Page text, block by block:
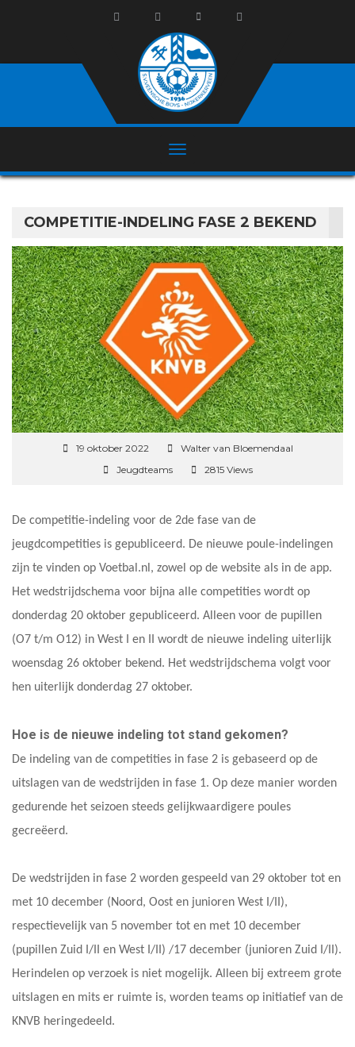
COMPETITIE-INDELING FASE 2 BEKEND
19 oktober 2022
Walter van Bloemendaal
Jeugdteams
2815 Views
De competitie-indeling voor de 2de fase van de
jeugdcompetities is gepubliceerd. De nieuwe poule-indelingen
zijn te vinden op Voetbal.nl, zowel op de website als in de app.
Het wedstrijdschema voor bijna alle competities wordt op
donderdag 20 oktober gepubliceerd. Alleen voor de pupillen
(O7 t/m O12) in West I en II wordt de nieuwe indeling uiterlijk
woensdag 26 oktober bekend. Het wedstrijdschema volgt voor
hen uiterlijk donderdag 27 oktober.
Hoe is de nieuwe indeling tot stand gekomen?
De indeling van de competities in fase 2 is gebaseerd op de
uitslagen van de wedstrijden in fase 1. Op deze manier worden
gedurende het seizoen steeds gelijkwaardigere poules
gecreëerd.
De wedstrijden in fase 2 worden gespeeld van 29 oktober tot en
met 10 december (Noord, Oost en junioren West I/II),
respectievelijk van 5 november tot en met 10 december
(pupillen Zuid I/II en West I/II) /17 december (junioren Zuid I/II).
Herindelen op verzoek is niet mogelijk. Alleen bij extreem grote
uitslagen en mits er ruimte is, worden teams op initiatief van de
KNVB heringedeeld.